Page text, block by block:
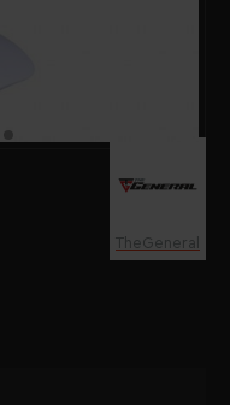
TheGeneral